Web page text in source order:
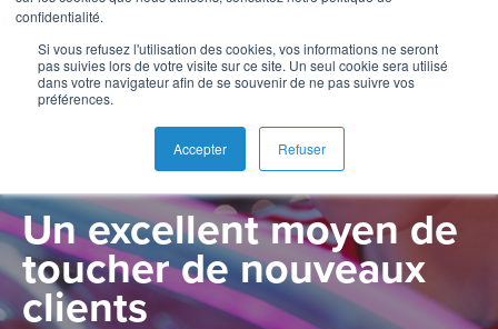
confidentialité.
Si vous refusez l'utilisation des cookies, vos informations ne seront
pas suivies lors de votre visite sur ce site. Un seul cookie sera utilisé
dans votre navigateur afin de se souvenir de ne pas suivre vos
préférences.
Accepter Refuser
English
Español
Home
Banque
de
Cartes
Buy
Later
Banque
Digitale
et
Paiements
en
temps
Switch
Acquisition
SoftPOS
Commerce
Now
Pay
Later
Paiements
QR
Tippay
Cas
d'usage
Néobanque
Microfinance
Prestataire
de
services
de
d'analystes
Blog
Cas
Guides
propos
Nos
adresses
Contact
PRODUCT
Buy Now Pay
Later
Un excellent moyen de
toucher de nouveaux
clients